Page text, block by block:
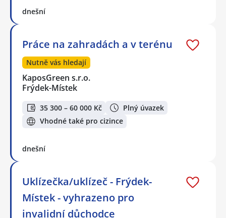
dnešní
Práce na zahradách a v terénu
Nutně vás hledají
KaposGreen s.r.o.
Frýdek-Místek
35 300 – 60 000 Kč
Plný úvazek
Vhodné také pro cizince
dnešní
Uklízečka/uklízeč - Frýdek-
Místek - vyhrazeno pro
invalidní důchodce